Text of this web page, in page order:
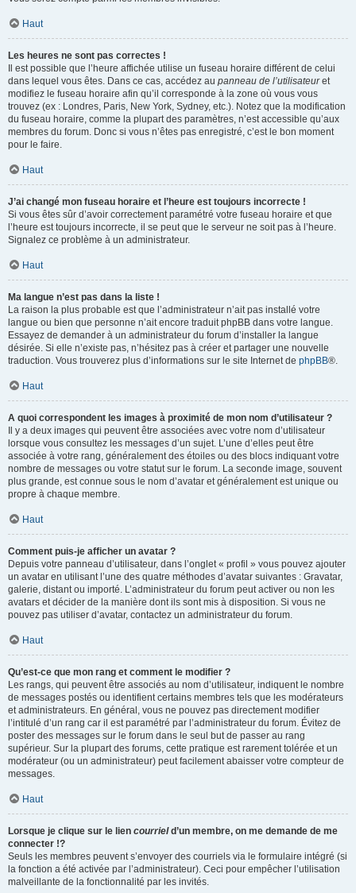
Haut
Les heures ne sont pas correctes !
Il est possible que l’heure affichée utilise un fuseau horaire différent de celui
dans lequel vous êtes. Dans ce cas, accédez au panneau de l’utilisateuret
modifiez le fuseau horaire afin qu’il corresponde à la zone où vous vous
trouvez (ex : Londres, Paris, New York, Sydney, etc.). Notez que la modification
du fuseau horaire, comme la plupart des paramètres, n’est accessible qu’aux
membres du forum. Donc si vous n’êtes pas enregistré, c’est le bon moment
pour le faire.
Haut
J’ai changé mon fuseau horaire et l’heure est toujours incorrecte !
Si vous êtes sûr d’avoir correctement paramétré votre fuseau horaire et que
l’heure est toujours incorrecte, il se peut que le serveur ne soit pas à l’heure.
Signalez ce problème à un administrateur.
Haut
Ma langue n’est pas dans la liste !
La raison la plus probable est que l’administrateur n’ait pas installé votre
langue ou bien que personne n’ait encore traduit phpBB dans votre langue.
Essayez de demander à un administrateur du forum d’installer la langue
désirée. Si elle n’existe pas, n’hésitez pas à créer et partager une nouvelle
traduction. Vous trouverez plus d’informations sur le site Internet de phpBB®.
Haut
A quoi correspondent les images à proximité de mon nom d’utilisateur ?
Il y a deux images qui peuvent être associées avec votre nom d’utilisateur
lorsque vous consultez les messages d’un sujet. L’une d’elles peut être
associée à votre rang, généralement des étoiles ou des blocs indiquant votre
nombre de messages ou votre statut sur le forum. La seconde image, souvent
plus grande, est connue sous le nom d’avatar et généralement est unique ou
propre à chaque membre.
Haut
Comment puis-je afficher un avatar ?
Depuis votre panneau d’utilisateur, dans l’onglet « profil » vous pouvez ajouter
un avatar en utilisant l’une des quatre méthodes d’avatar suivantes : Gravatar,
galerie, distant ou importé. L’administrateur du forum peut activer ou non les
avatars et décider de la manière dont ils sont mis à disposition. Si vous ne
pouvez pas utiliser d’avatar, contactez un administrateur du forum.
Haut
Qu’est-ce que mon rang et comment le modifier ?
Les rangs, qui peuvent être associés au nom d’utilisateur, indiquent le nombre
de messages postés ou identifient certains membres tels que les modérateurs
et administrateurs. En général, vous ne pouvez pas directement modifier
l’intitulé d’un rang car il est paramétré par l’administrateur du forum. Évitez de
poster des messages sur le forum dans le seul but de passer au rang
supérieur. Sur la plupart des forums, cette pratique est rarement tolérée et un
modérateur (ou un administrateur) peut facilement abaisser votre compteur de
messages.
Haut
Lorsque je clique sur le lien courrield’un membre, on me demande de me
connecter !?
Seuls les membres peuvent s’envoyer des courriels via le formulaire intégré (si
la fonction a été activée par l’administrateur). Ceci pour empêcher l’utilisation
malveillante de la fonctionnalité par les invités.